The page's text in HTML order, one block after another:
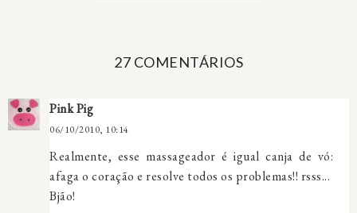
27 COMENTÁRIOS
Pink Pig
06/10/2010, 10:14
Realmente, esse massageador é igual canja de vó:
afaga o coração e resolve todos os problemas!! rsss...
Bjão!